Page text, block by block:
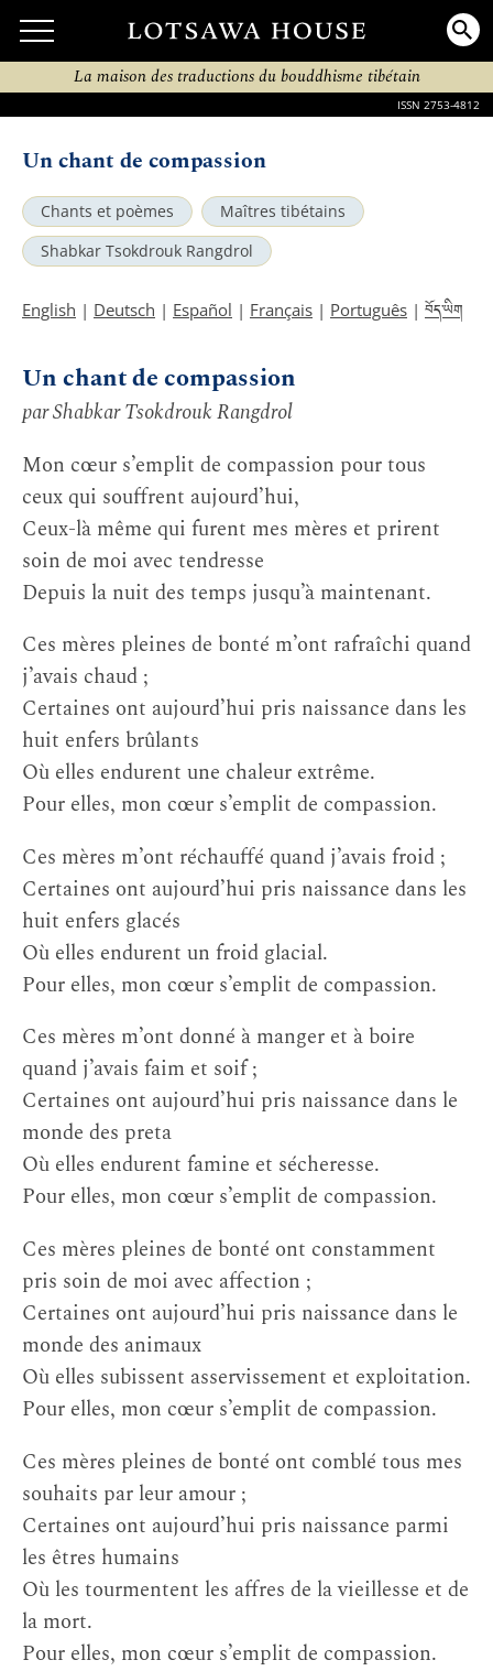
La maison des traductions du bouddhisme tibétain
ISSN 2753-4812
Un chant de compassion
Chants et poèmes
Maîtres tibétains
Shabkar Tsokdrouk Rangdrol
English | Deutsch | Español | Français | Português | བོད་ཡིག
Un chant de compassion
par Shabkar Tsokdrouk Rangdrol
Mon cœur s’emplit de compassion pour tous
ceux qui souffrent aujourd’hui,
Ceux-là même qui furent mes mères et prirent
soin de moi avec tendresse
Depuis la nuit des temps jusqu’à maintenant.
Ces mères pleines de bonté m’ont rafraîchi quand
j’avais chaud ;
Certaines ont aujourd’hui pris naissance dans les
huit enfers brûlants
Où elles endurent une chaleur extrême.
Pour elles, mon cœur s’emplit de compassion.
Ces mères m’ont réchauffé quand j’avais froid ;
Certaines ont aujourd’hui pris naissance dans les
huit enfers glacés
Où elles endurent un froid glacial.
Pour elles, mon cœur s’emplit de compassion.
Ces mères m’ont donné à manger et à boire
quand j’avais faim et soif ;
Certaines ont aujourd’hui pris naissance dans le
monde des preta
Où elles endurent famine et sécheresse.
Pour elles, mon cœur s’emplit de compassion.
Ces mères pleines de bonté ont constamment
pris soin de moi avec affection ;
Certaines ont aujourd’hui pris naissance dans le
monde des animaux
Où elles subissent asservissement et exploitation.
Pour elles, mon cœur s’emplit de compassion.
Ces mères pleines de bonté ont comblé tous mes
souhaits par leur amour ;
Certaines ont aujourd’hui pris naissance parmi
les êtres humains
Où les tourmentent les affres de la vieillesse et de
la mort.
Pour elles, mon cœur s’emplit de compassion.